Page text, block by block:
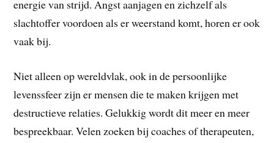
energie van strijd. Angst aanjagen en zichzelf als
slachtoffer voordoen als er weerstand komt, horen er ook
vaak bij.
Niet alleen op wereldvlak, ook in de persoonlijke
levenssfeer zijn er mensen die te maken krijgen met
destructieve relaties. Gelukkig wordt dit meer en meer
bespreekbaar. Velen zoeken bij coaches of therapeuten,